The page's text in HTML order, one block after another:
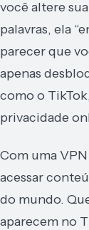
você altere
palavras, ela
parecer que
apenas
como o
privacidade
Com uma
acessar
do mundo.
aparecem no